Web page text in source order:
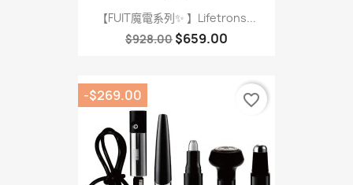
【FUIT魔電系列✨ 】Lifetrons...
$928.00 $659.00
-$269.00 favorite_border